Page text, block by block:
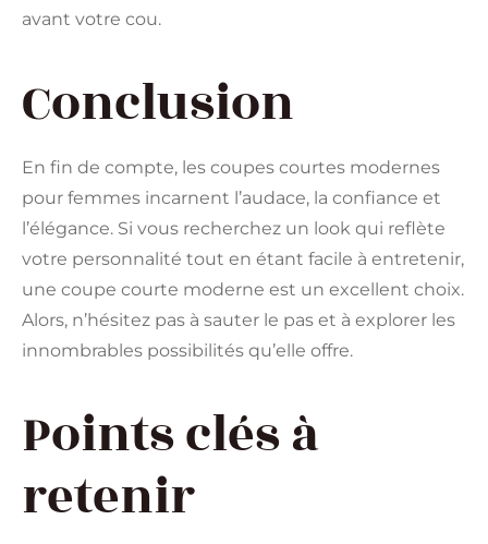
avant votre cou.
Conclusion
En fin de compte, les coupes courtes modernes
pour femmes incarnent l’audace, la confiance et
l’élégance. Si vous recherchez un look qui reflète
votre personnalité tout en étant facile à entretenir,
une coupe courte moderne est un excellent choix.
Alors, n’hésitez pas à sauter le pas et à explorer les
innombrables possibilités qu’elle offre.
Points clés à
retenir